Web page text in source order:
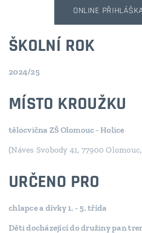
ONLINE
ŠKOLNÍ ROK
2024/25
MÍSTO KROUŽKU
tělocvična ZŠ Olomouc - Holice
(Náves Svobody 41, 77900
URČENO PRO
chlapce a dívky 1. - 5. třída
Děti docházející do družiny pan